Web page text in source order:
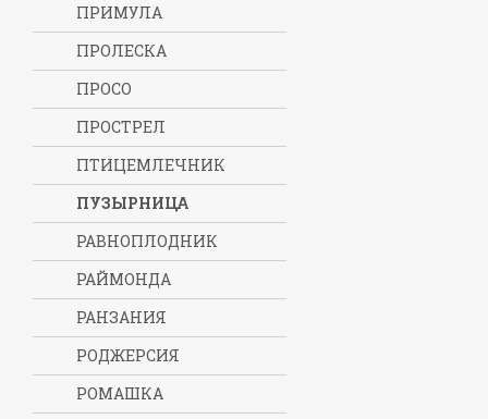
ПРИМУЛА
ПРОЛЕСКА
ПРОСО
ПРОСТРЕЛ
ПТИЦЕМЛЕЧНИК
ПУЗЫРНИЦА
РАВНОПЛОДНИК
РАЙМОНДА
РАНЗАНИЯ
РОДЖЕРСИЯ
РОМАШКА